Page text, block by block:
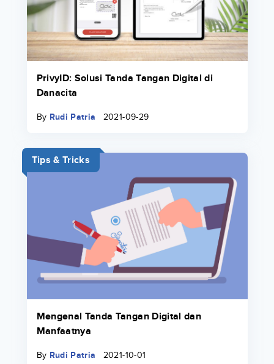
PrivyID: Solusi Tanda Tangan Digital di
Danacita
By Rudi Patria 2021-09-29
Tips & Tricks
Mengenal Tanda Tangan Digital dan
Manfaatnya
By Rudi Patria 2021-10-01